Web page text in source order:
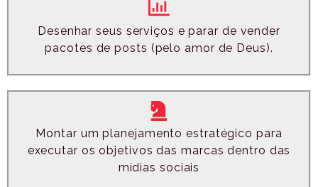
Desenhar seus serviços e parar de vender
pacotes de posts (pelo amor de Deus).
Montar um planejamento estratégico para
executar os objetivos das marcas dentro das
mídias sociais